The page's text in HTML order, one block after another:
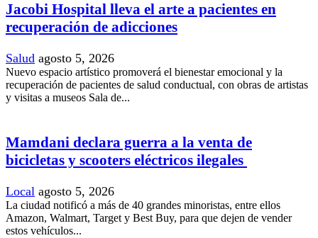
Jacobi Hospital lleva el arte a pacientes en
recuperación de adicciones
Salud agosto 5, 2026
Nuevo espacio artístico promoverá el bienestar emocional y la
recuperación de pacientes de salud conductual, con obras de artistas
y visitas a museos Sala de...
Mamdani declara guerra a la venta de
bicicletas y scooters eléctricos ilegales
Local agosto 5, 2026
La ciudad notificó a más de 40 grandes minoristas, entre ellos
Amazon, Walmart, Target y Best Buy, para que dejen de vender
estos vehículos...